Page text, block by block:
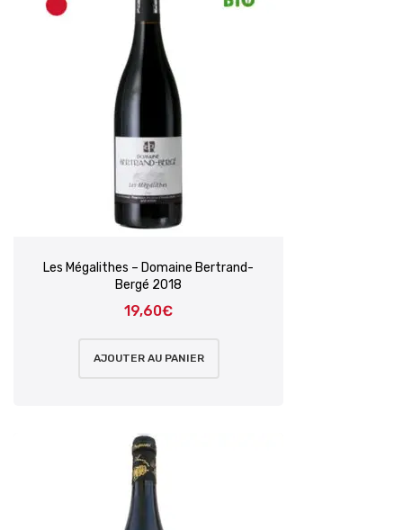
Les Mégalithes – Domaine Bertrand-
Bergé 2018
19,60€
AJOUTER AU PANIER